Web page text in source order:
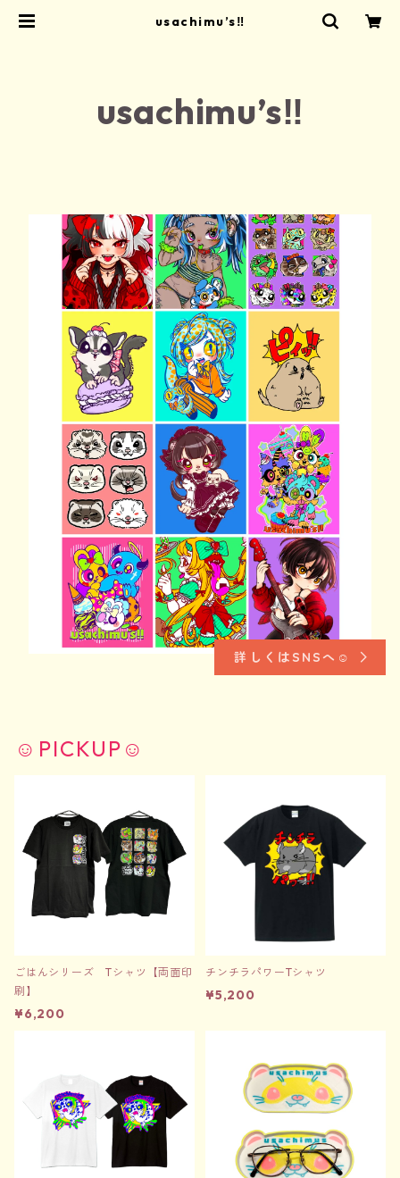
usachimu’s‼
usachimu’s‼
詳しくはSNSへ☺︎
☺︎PICKUP☺︎
ごはんシリーズ Tシャツ【両面印
刷】
¥6,200
チンチラパワーTシャツ
¥5,200